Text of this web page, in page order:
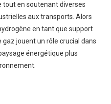
en soutenant diverses
aux transports. Alors
en tant que support
jouent un rôle crucial dans
énergétique plus